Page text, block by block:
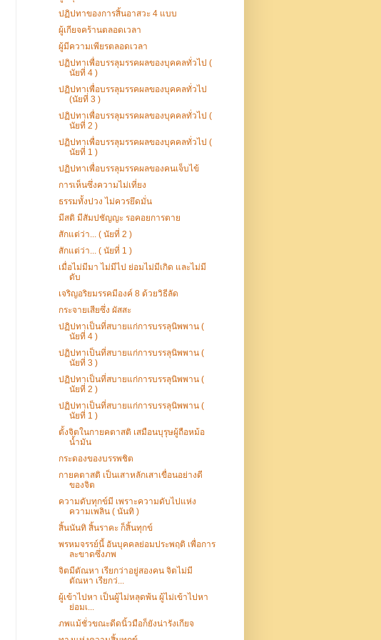
ปฏิปทาของการสิ้นอาสวะ 4 แบบ
ผู้เกียจคร้านตลอดเวลา
ผู้มีความเพียรตลอดเวลา
ปฏิปทาเพื่อบรรลุมรรคผลของบุคคลทั่วไป (
นัยที่ 4 )
ปฏิปทาเพื่อบรรลุมรรคผลของบุคคลทั่วไป
(นัยที่ 3 )
ปฏิปทาเพื่อบรรลุมรรคผลของบุคคลทั่วไป (
นัยที่ 2 )
ปฏิปทาเพื่อบรรลุมรรคผลของบุคคลทั่วไป (
นัยที่ 1 )
ปฏิปทาเพื่อบรรลุมรรคผลของคนเจ็บไข้
การเห็นซึ่งความไม่เที่ยง
ธรรมทั้งปวง ไม่ควรยึดมั่น
มีสติ มีสัมปชัญญะ รอคอยการตาย
สักแต่ว่า... ( นัยที่ 2 )
สักแต่ว่า... ( นัยที่ 1 )
เมื่อไม่มีมา ไม่มีไป ย่อมไม่มีเกิด และไม่มี
ดับ
เจริญอริยมรรคมีองค์ 8 ด้วยวิธีลัด
กระจายเสียซึ่ง ผัสสะ
ปฏิปทาเป็นที่สบายแก่การบรรลุนิพพาน (
นัยที่ 4 )
ปฏิปทาเป็นที่สบายแก่การบรรลุนิพพาน (
นัยที่ 3 )
ปฏิปทาเป็นที่สบายแก่การบรรลุนิพพาน (
นัยที่ 2 )
ปฏิปทาเป็นที่สบายแก่การบรรลุนิพพาน (
นัยที่ 1 )
ตั้งจิตในกายคตาสติ เสมือนบุรุษผู้ถือหม้อ
น้ำมัน
กระดองของบรรพชิต
กายคตาสติ เป็นเสาหลักเสาเขื่อนอย่างดี
ของจิต
ความดับทุกข์มี เพราะความดับไปแห่ง
ความเพลิน ( นันทิ )
สิ้นนันทิ สิ้นราคะ ก็สิ้นทุกข์
พรหมจรรย์นี้ อันบุคคลย่อมประพฤติ เพื่อการ
ละขาดซึ่งภพ
จิตมีตัณหา เรียกว่าอยู่สองคน จิตไม่มี
ตัณหา เรียกว่...
ผู้เข้าไปหา เป็นผู้ไม่หลุดพ้น ผู้ไม่เข้าไปหา
ย่อมเ...
ภพแม้ชั่วขณะดีดนิ้วมือก็ยังน่ารังเกียจ